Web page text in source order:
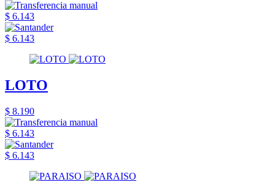
$ 6.143
$ 6.143
LOTO
$ 8.190
$ 6.143
$ 6.143